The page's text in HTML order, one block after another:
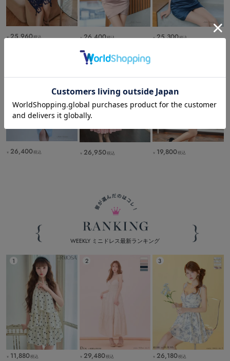
￥ 25,960税込 ￥ 26,400税込 ￥ 25,300税込
￥ 26,400税込 ￥ 26,950税込 ￥ 19,800税込
WEEKLY ミニドレス最新ランキング
￥ 11,880税込 ￥ 29,480税込 ￥ 26,180税込